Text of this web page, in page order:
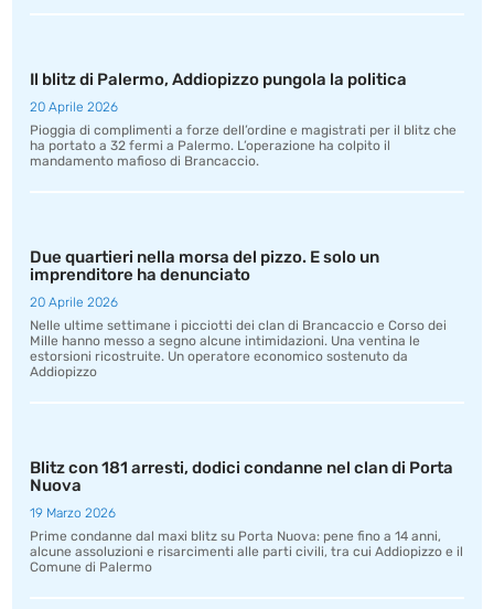
Il blitz di Palermo, Addiopizzo pungola la politica
20 Aprile 2026
Pioggia di complimenti a forze dell’ordine e magistrati per il blitz che
ha portato a 32 fermi a Palermo. L’operazione ha colpito il
mandamento mafioso di Brancaccio.
Due quartieri nella morsa del pizzo. E solo un
imprenditore ha denunciato
20 Aprile 2026
Nelle ultime settimane i picciotti dei clan di Brancaccio e Corso dei
Mille hanno messo a segno alcune intimidazioni. Una ventina le
estorsioni ricostruite. Un operatore economico sostenuto da
Addiopizzo
Blitz con 181 arresti, dodici condanne nel clan di Porta
Nuova
19 Marzo 2026
Prime condanne dal maxi blitz su Porta Nuova: pene fino a 14 anni,
alcune assoluzioni e risarcimenti alle parti civili, tra cui Addiopizzo e il
Comune di Palermo